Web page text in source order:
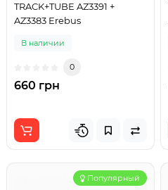
TRACK+TUBE AZ3391 +
AZ3383 Erebus
В наличии
0
660 грн
Популярный